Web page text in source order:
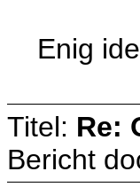
Enig
Titel: Re:
Bericht